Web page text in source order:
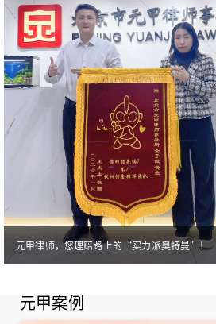
元甲律师，您理赔路上的“实力派奥特曼”！
元甲案例